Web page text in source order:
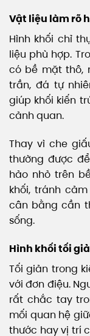
Vật liệu làm rõ
Hình khối chỉ
liệu phù hợp.
có bề mặt thô,
trần, đá tự
giúp khối kiến
cảnh quan.
Thay vì che
thường được
hảo nhỏ trên
khối, tránh
cân bằng cần
sống.
Hình khối tối
Tối giản trong
với đơn điệu.
rất chắc tay
mối quan hệ
thước hay vị trí